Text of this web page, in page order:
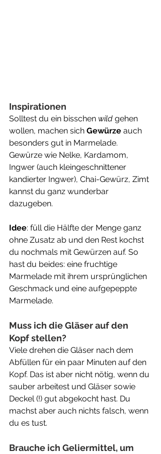
Inspirationen
Solltest du ein bisschen wild gehen
wollen, machen sich Gewürze auch
besonders gut in Marmelade.
Gewürze wie Nelke, Kardamom,
Ingwer (auch kleingeschnittener
kandierter Ingwer), Chai-Gewürz, Zimt
kannst du ganz wunderbar
dazugeben.
Idee: füll die Hälfte der Menge ganz
ohne Zusatz ab und den Rest kochst
du nochmals mit Gewürzen auf. So
hast du beides: eine fruchtige
Marmelade mit ihrem ursprünglichen
Geschmack und eine aufgepeppte
Marmelade.
Muss ich die Gläser auf den
Kopf stellen?
Viele drehen die Gläser nach dem
Abfüllen für ein paar Minuten auf den
Kopf. Das ist aber nicht nötig, wenn du
sauber arbeitest und Gläser sowie
Deckel (!) gut abgekocht hast. Du
machst aber auch nichts falsch, wenn
du es tust.
Brauche ich Geliermittel, um